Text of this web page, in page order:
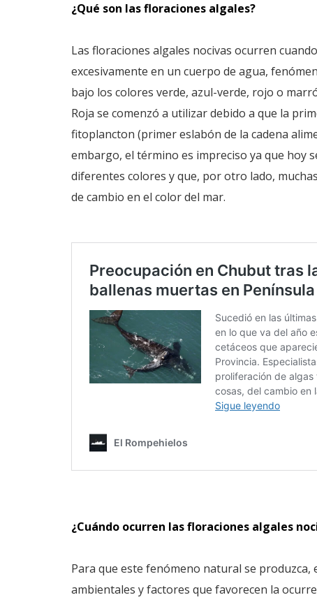
¿Qué son las floraciones algales?
Las floraciones algales nocivas ocurren
excesivamente en un cuerpo de agua,
bajo los colores verde, azul-verde, rojo o
Roja se comenzó a utilizar debido a que la
fitoplancton (primer eslabón de la cadena
embargo, el término es impreciso ya que hoy
diferentes colores y que, por otro lado,
de cambio en el color del mar.
¿Cuándo ocurren las floraciones algales
Para que este fenómeno natural se produzca,
ambientales y factores que favorecen la